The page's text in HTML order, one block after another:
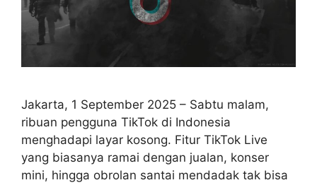
Jakarta, 1 September 2025 – Sabtu malam,
ribuan pengguna TikTok di Indonesia
menghadapi layar kosong. Fitur TikTok Live
yang biasanya ramai dengan jualan, konser
mini, hingga obrolan santai mendadak tak bisa